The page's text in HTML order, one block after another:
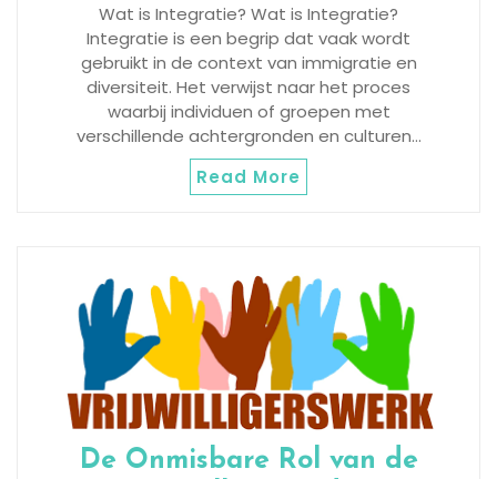
Wat is Integratie? Wat is Integratie?
Integratie is een begrip dat vaak wordt
gebruikt in de context van immigratie en
diversiteit. Het verwijst naar het proces
waarbij individuen of groepen met
verschillende achtergronden en culturen…
Read More
De Onmisbare Rol van de